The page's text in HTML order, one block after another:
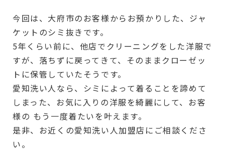
今回は、大府市のお客様からお預かりした、ジャ
ケットのシミ抜きです。
5年くらい前に、他店でクリーニングをした洋服で
すが、落ちずに戻ってきて、そのままクローゼッ
トに保管していたそうです。
愛知洗い人なら、シミによって着ることを諦めて
しまった、お気に入りの洋服を綺麗にして、お客
様の もう一度着たいを叶えます。
是非、お近くの愛知洗い人加盟店にご相談くださ
い。